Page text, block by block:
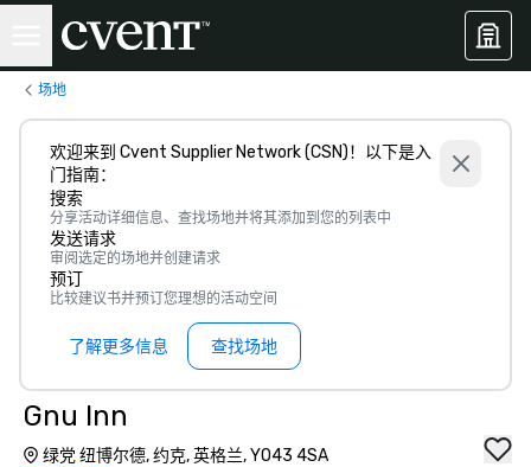
场地
欢迎来到 Cvent Supplier Network (CSN)！以下是入
门指南：
搜索
分享活动详细信息、查找场地并将其添加到您的列表中
发送请求
审阅选定的场地并创建请求
预订
比较建议书并预订您理想的活动空间
了解更多信息 查找场地
Gnu Inn
绿党 纽博尔德, 约克, 英格兰, YO43 4SA